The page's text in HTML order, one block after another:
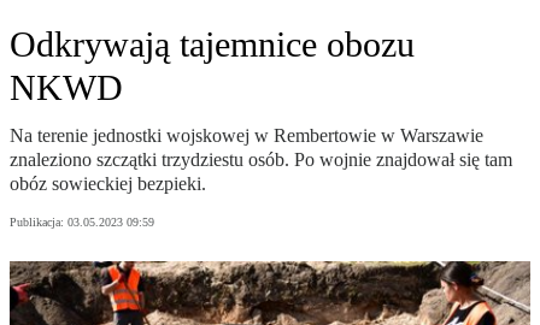
Odkrywają tajemnice obozu
NKWD
Na terenie jednostki wojskowej w Rembertowie w Warszawie
znaleziono szczątki trzydziestu osób. Po wojnie znajdował się tam
obóz sowieckiej bezpieki.
Publikacja: 03.05.2023 09:59